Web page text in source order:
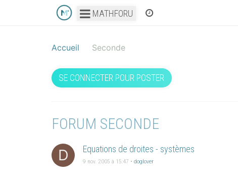
MATHFORU
11 nov. 2005 à 15:48 • Philoo
D 10 nov. 2005 à 18:41
A les Inéquations
M 9 nov. 2005 à 16:55 • Misty
D Equations de droites - systèmes
9 nov. 2005 à 15:47 • doglover